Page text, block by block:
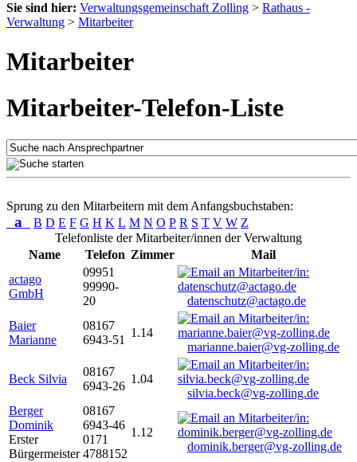
Sie sind hier: Verwaltungsgemeinschaft Zolling > Rathaus -
Verwaltung > Mitarbeiter
Mitarbeiter
Mitarbeiter-Telefon-Liste
Sprung zu den Mitarbeitern mit dem Anfangsbuchstaben:
a B D E F G H K L M N O P R S T V W Z
Telefonliste der Mitarbeiter/innen der Verwaltung
Name
Telefon Zimmer
Mail
actago
GmbH
09951
99990-
20
datenschutz@actago.de
Baier
Marianne
08167
6943-51
1.14
marianne.baier@vg-zolling.de
Beck Silvia
08167
6943-26
1.04
silvia.beck@vg-zolling.de
Berger
Dominik
Erster
Bürgermeister
08167
6943-46
0171
4788152
1.12
dominik.berger@vg-zolling.de